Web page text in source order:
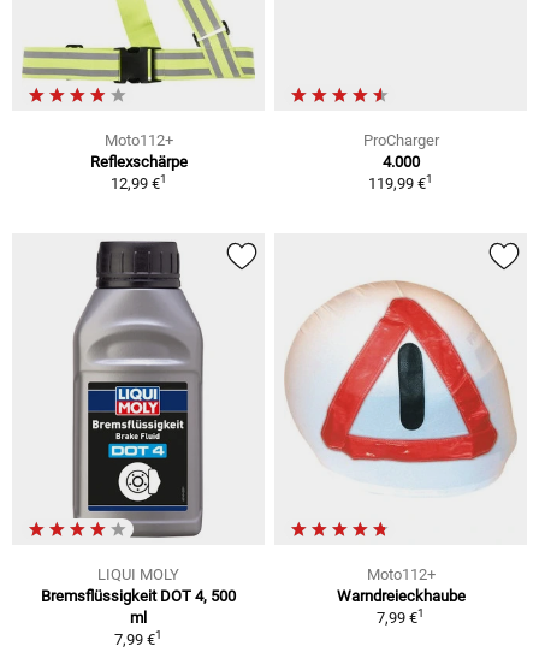
Moto112+
Reflexschärpe
12,99 €1
ProCharger
4.000
119,99 €1
LIQUI MOLY
Bremsflüssigkeit DOT 4, 500
ml
7,99 €1
Moto112+
Warndreieckhaube
7,99 €1